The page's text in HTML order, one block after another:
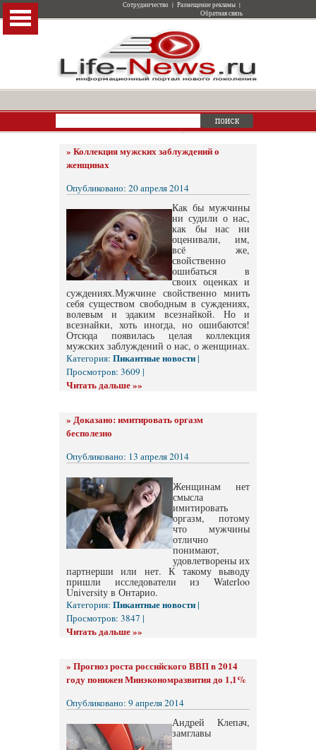
Сотрудничество | Размещение рекламы |
Обратная связь
» Коллекция мужских заблуждений о
женщинах
Опубликовано: 20 апреля 2014
Как бы мужчины
ни судили о нас,
как бы нас ни
оценивали, им,
всё же,
свойственно
ошибаться в
своих оценках и
суждениях.Мужчине свойственно мнить
себя существом свободным в суждениях,
волевым и эдаким всезнайкой. Но и
всезнайки, хоть иногда, но ошибаются!
Отсюда появилась целая коллекция
мужских заблуждений о нас, о женщинах.
Категория: Пикантные новости|
Просмотров: 3609 |
Читать дальше »»
» Доказано: имитировать оргазм
бесполезно
Опубликовано: 13 апреля 2014
Женщинам нет
смысла
имитировать
оргазм, потому
что мужчины
отлично
понимают,
удовлетворены их
партнерши или нет. К такому выводу
пришли исследователи из Waterloo
University в Онтарио.
Категория: Пикантные новости|
Просмотров: 3847 |
Читать дальше »»
» Прогноз роста российского ВВП в 2014
году понижен Минэкономразвития до 1,1%
Опубликовано: 9 апреля 2014
Андрей Клепач,
замглавы